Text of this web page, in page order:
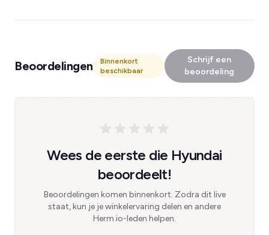
Beoordelingen
Binnenkort
beschikbaar
Schrijf een
beoordeling
Wees de eerste die Hyundai
beoordeelt!
Beoordelingen komen binnenkort. Zodra dit live
staat, kun je je winkelervaring delen en andere
Herm.io-leden helpen.